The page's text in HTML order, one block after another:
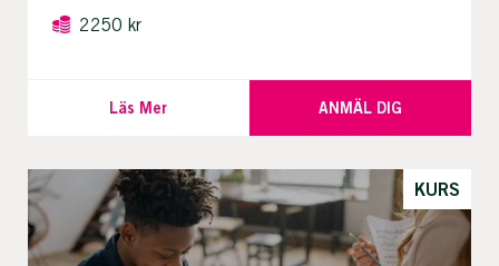
2250 kr
Läs Mer ANMÄL DIG
KURS